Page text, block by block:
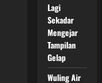
Lagi
Sekadar
Mengejar
Tampilan
Gelap
Wuling Air